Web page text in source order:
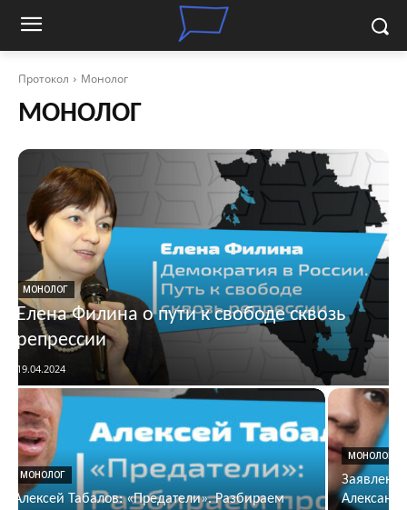
Протокол Монолог
МОНОЛОГ
МОНОЛОГ
Елена Филина о пути к свободе сквозь
репрессии
19.04.2024
МОНОЛОГ
Алексей Табалов: «Предатели». Разбираем
МОНОЛОГ